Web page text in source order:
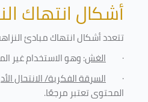
أشكال انتهاك
تتعدد أشكال انتهاك مبادئ
· الغش: وهو الاستخدام غير
· السرقة الفكرية/ الانتحال
المحتوى تعتبر مرجعًا.